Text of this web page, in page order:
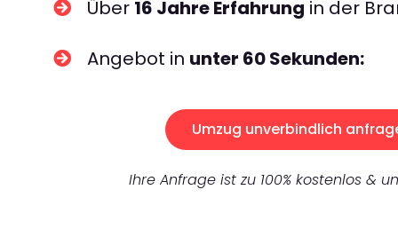
Über 16 Jahre Erfahrung in der
Angebot in unter 60 Sekunden:
Umzug unverbindlich
Ihre Anfrage ist zu 100% kostenlos &